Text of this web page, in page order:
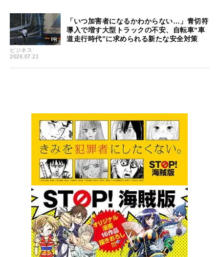
ビジネス
2026.07.21
「いつ加害者になるかわからない…」青切符
導入で増す大型トラックの不安、自転車“車
道走行時代”に求められる新たな安全対策